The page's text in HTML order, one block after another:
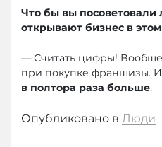
Что бы вы
открывают бизнес в
— Считать цифры! Вообще
при покупке франшизы.
в полтора раза больше.
Опубликовано в Люди